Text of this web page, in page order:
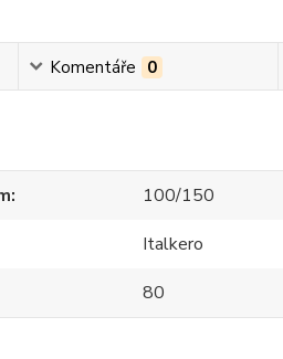
Komentáře 0
100/150
Italkero
80